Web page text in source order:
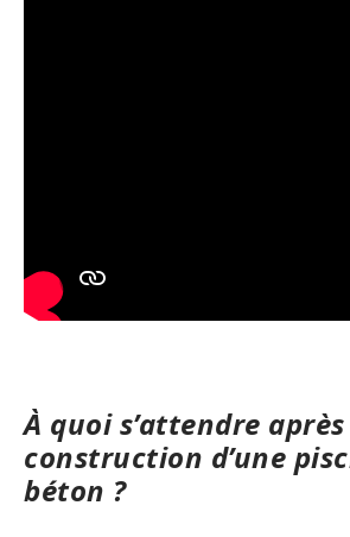
À quoi s’attendre
construction d’une
béton ?